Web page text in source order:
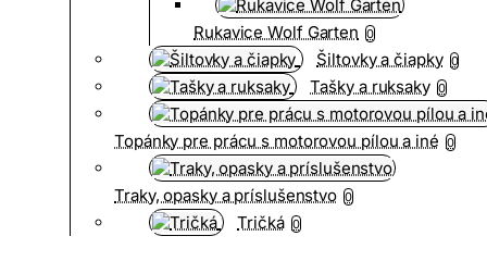
Rukavice Wolf Garten 0
Šiltovky a čiapky 0
Tašky a ruksaky 0
Topánky pre prácu s motorovou pílou a iné 0
Traky, opasky a príslušenstvo 0
Tričká 0